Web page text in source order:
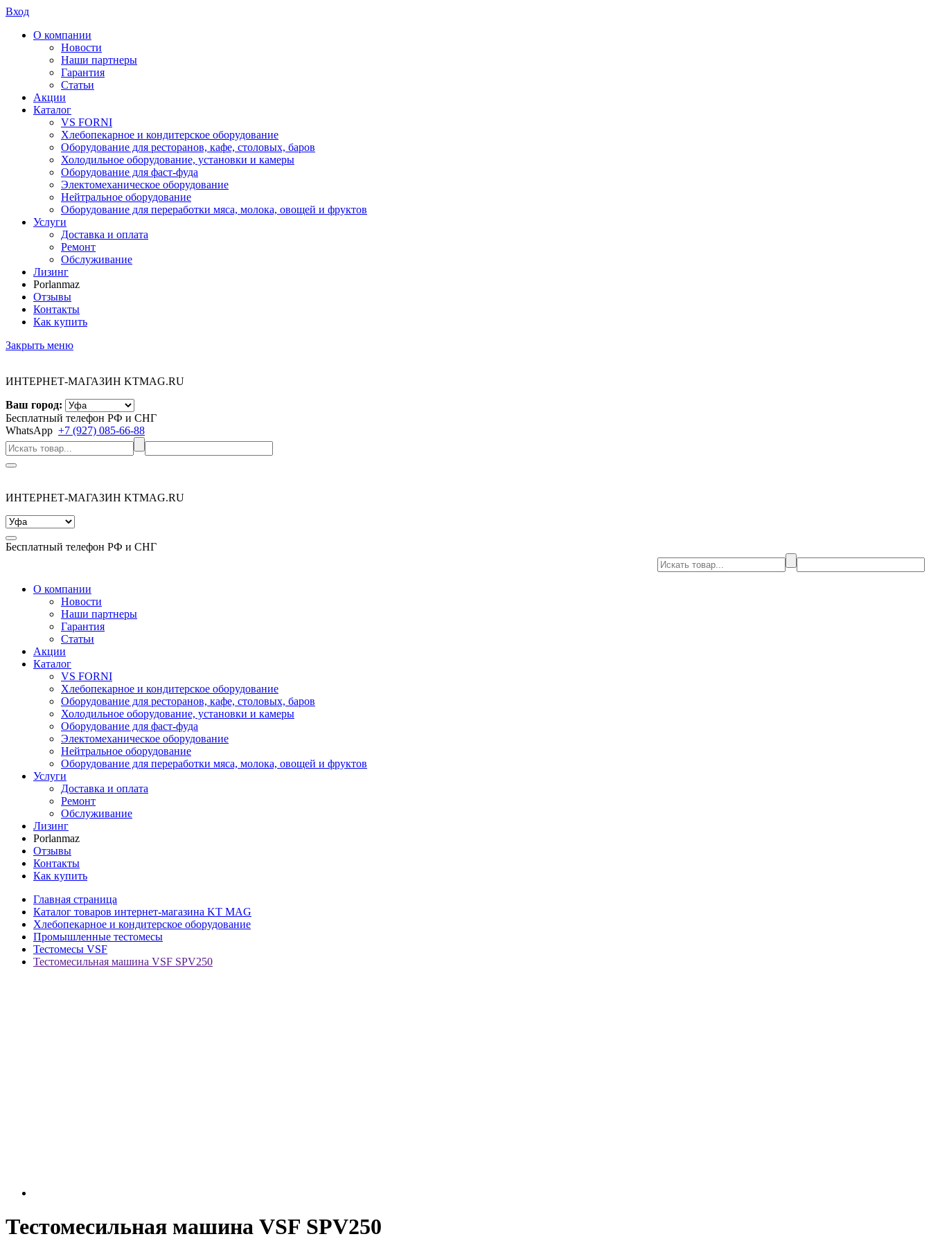
Вход
О компании
Новости
Наши партнеры
Гарантия
Статьи
Акции
Каталог
VS FORNI
Хлебопекарное и кондитерское оборудование
Оборудование для ресторанов, кафе, столовых, баров
Холодильное оборудование, установки и камеры
Оборудование для фаст-фуда
Электомеханическое оборудование
Нейтральное оборудование
Оборудование для переработки мяса, молока, овощей и фруктов
Услуги
Доставка и оплата
Ремонт
Обслуживание
Лизинг
Porlanmaz
Отзывы
Контакты
Как купить
Закрыть меню
ИНТЕРНЕТ-МАГАЗИН KTMAG.RU
Ваш город:
Бесплатный телефон РФ и СНГ
WhatsApp +7 (927) 085-66-88
ИНТЕРНЕТ-МАГАЗИН KTMAG.RU
Бесплатный телефон РФ и СНГ
О компании
Новости
Наши партнеры
Гарантия
Статьи
Акции
Каталог
VS FORNI
Хлебопекарное и кондитерское оборудование
Оборудование для ресторанов, кафе, столовых, баров
Холодильное оборудование, установки и камеры
Оборудование для фаст-фуда
Электомеханическое оборудование
Нейтральное оборудование
Оборудование для переработки мяса, молока, овощей и фруктов
Услуги
Доставка и оплата
Ремонт
Обслуживание
Лизинг
Porlanmaz
Отзывы
Контакты
Как купить
Главная страница
Каталог товаров интернет-магазина KT MAG
Хлебопекарное и кондитерское оборудование
Промышленные тестомесы
Тестомесы VSF
Тестомесильная машина VSF SPV250
Тестомесильная машина VSF SPV250